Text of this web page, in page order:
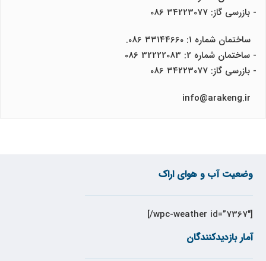
- بازرسی گاز: 34223077 086
ساختمان شماره 1: 33144660 086.
- ساختمان شماره 2: 32222083 086
- بازرسی گاز: 34223077 086
وضعیت آب و هوای اراک
[wpc-weather id=”7367″/]
آمار بازدیدکنندگان